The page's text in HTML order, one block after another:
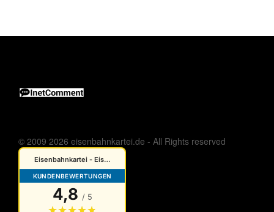
© 2009 2026 eisenbahnkartei.de - All Rights reserved